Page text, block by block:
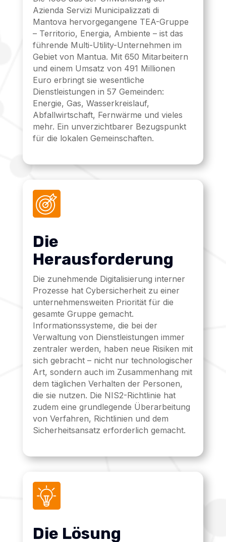
Azienda Servizi Municipalizzati di
Mantova hervorgegangene TEA-Gruppe
– Territorio, Energia, Ambiente – ist das
führende Multi-Utility-Unternehmen im
Gebiet von Mantua. Mit 650 Mitarbeitern
und einem Umsatz von 491 Millionen
Euro erbringt sie wesentliche
Dienstleistungen in 57 Gemeinden:
Energie, Gas, Wasserkreislauf,
Abfallwirtschaft, Fernwärme und vieles
mehr. Ein unverzichtbarer Bezugspunkt
für die lokalen Gemeinschaften.
Die
Herausforderung
Die zunehmende Digitalisierung interner
Prozesse hat Cybersicherheit zu einer
unternehmensweiten Priorität für die
gesamte Gruppe gemacht.
Informationssysteme, die bei der
Verwaltung von Dienstleistungen immer
zentraler werden, haben neue Risiken mit
sich gebracht – nicht nur technologischer
Art, sondern auch im Zusammenhang mit
dem täglichen Verhalten der Personen,
die sie nutzen. Die NIS2-Richtlinie hat
zudem eine grundlegende Überarbeitung
von Verfahren, Richtlinien und dem
Sicherheitsansatz erforderlich gemacht.
Die Lösung